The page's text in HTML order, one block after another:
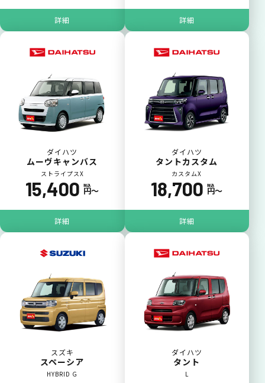
詳細 詳細
ダイハツ
ムーヴキャンバス
ストライプスX
15,400 税込
円〜
詳細
ダイハツ
タントカスタム
カスタムX
18,700 税込
円〜
詳細
スズキ
スペーシア
HYBRID G
ダイハツ
タント
L